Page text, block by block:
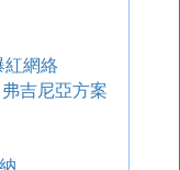
紅網絡
吉尼亞方案